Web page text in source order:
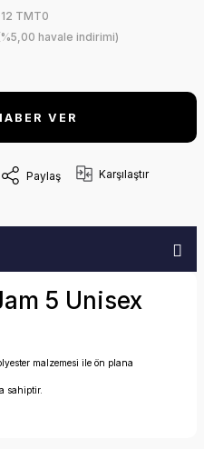
TMT0
havale indirimi)
VER
Paylaş Karşılaştır
5 Unisex
malzemesi ile ön plana
sahiptir.